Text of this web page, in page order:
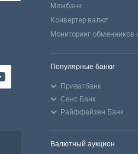
Межбанк
Конвертер валют
Мониторинг обменников
Популярные банки
Приватбанк
Сенс Банк
Райффайзен Банк
Валютный аукцион